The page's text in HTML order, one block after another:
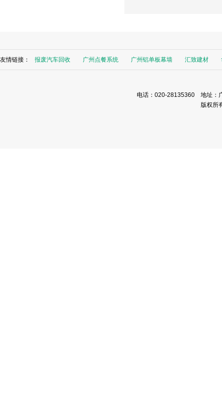
友情链接： 报废汽车回收 广州点餐系统 广州铝单板幕墙 汇致建材
电话：020-28135360 地址：
版权所